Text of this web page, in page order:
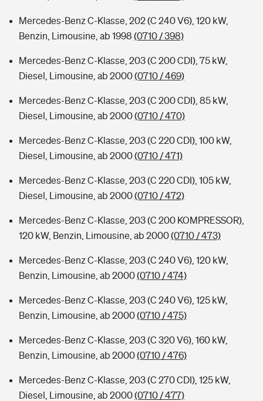
Mercedes-Benz C-Klasse, 202 (C 240 V6), 120 kW,
Benzin, Limousine, ab 1998 (0710 / 398)
Mercedes-Benz C-Klasse, 203 (C 200 CDI), 75 kW,
Diesel, Limousine, ab 2000(0710 / 469)
Mercedes-Benz C-Klasse, 203 (C 200 CDI), 85 kW,
Diesel, Limousine, ab 2000(0710 / 470)
Mercedes-Benz C-Klasse, 203 (C 220 CDI), 100 kW,
Diesel, Limousine, ab 2000(0710 / 471)
Mercedes-Benz C-Klasse, 203 (C 220 CDI), 105 kW,
Diesel, Limousine, ab 2000(0710 / 472)
Mercedes-Benz C-Klasse, 203 (C 200 KOMPRESSOR),
120 kW, Benzin, Limousine, ab 2000(0710 / 473)
Mercedes-Benz C-Klasse, 203 (C 240 V6), 120 kW,
Benzin, Limousine, ab 2000(0710 / 474)
Mercedes-Benz C-Klasse, 203 (C 240 V6), 125 kW,
Benzin, Limousine, ab 2000(0710 / 475)
Mercedes-Benz C-Klasse, 203 (C 320 V6), 160 kW,
Benzin, Limousine, ab 2000(0710 / 476)
Mercedes-Benz C-Klasse, 203 (C 270 CDI), 125 kW,
Diesel, Limousine, ab 2000(0710 / 477)